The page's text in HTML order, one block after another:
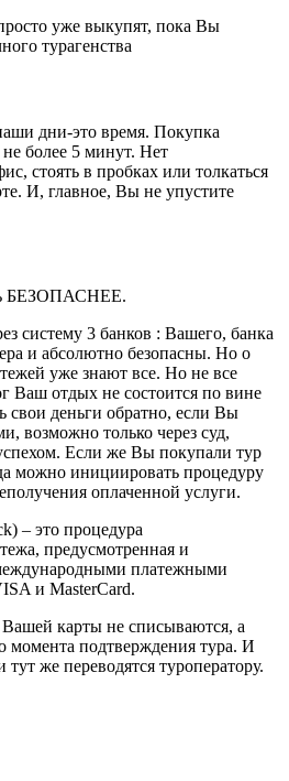
уже выкупят, пока Вы
турагенства
дни-это время. Покупка
более 5 минут. Нет
стоять в пробках или толкаться
И, главное, Вы не упустите
БЕЗОПАСНЕЕ.
систему 3 банков : Вашего, банка
и абсолютно безопасны. Но о
уже знают все. Но не все
Ваш отдых не состоится по вине
свои деньги обратно, если Вы
возможно только через суд,
Если же Вы покупали тур
можно инициировать процедуру
оплаченной услуги.
– это процедура
предусмотренная и
платежными
и MasterCard.
карты не списываются, а
момента подтверждения тура. И
же переводятся туроператору.